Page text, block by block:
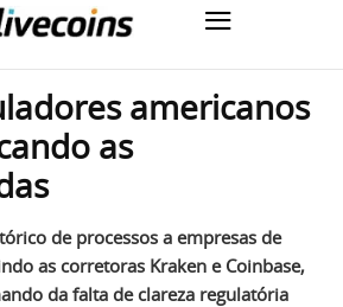
americanos
as
de processos a empresas de
as corretoras Kraken e Coinbase,
da falta de clareza regulatória